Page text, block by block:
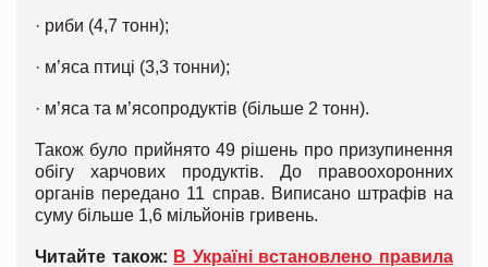
· риби (4,7 тонн);
· м’яса птиці (3,3 тонни);
· м’яса та м’ясопродуктів (більше 2 тонн).
Також було прийнято 49 рішень про призупинення
обігу харчових продуктів. До правоохоронних
органів передано 11 справ. Виписано штрафів на
суму більше 1,6 мільйонів гривень.
Читайте також: В Україні встановлено правила